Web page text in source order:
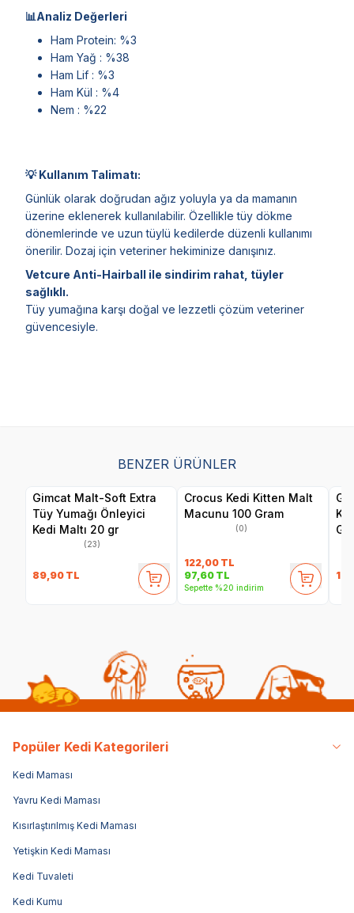
📊Analiz Değerleri
Ham Protein: %3
Ham Yağ : %38
Ham Lif : %3
Ham Kül : %4
Nem : %22
💡 Kullanım Talimatı:
Günlük olarak doğrudan ağız yoluyla ya da mamanın
üzerine eklenerek kullanılabilir. Özellikle tüy dökme
dönemlerinde ve uzun tüylü kedilerde düzenli kullanımı
önerilir. Dozaj için veteriner hekiminize danışınız.
Vetcure Anti-Hairball ile sindirim rahat, tüyler
sağlıklı.
Tüy yumağına karşı doğal ve lezzetli çözüm veteriner
güvencesiyle.
BENZER ÜRÜNLER
Gimcat Malt-Soft Extra
Tüy Yumağı Önleyici
Kedi Maltı 20 gr
(23)
89,90 TL
Crocus Kedi Kitten Malt
Macunu 100 Gram
(0)
122,00 TL
97,60 TL
Sepette %20 indirim
Popüler Kedi Kategorileri
Kedi Maması
Yavru Kedi Maması
Kısırlaştırılmış Kedi Maması
Yetişkin Kedi Maması
Kedi Tuvaleti
Kedi Kumu